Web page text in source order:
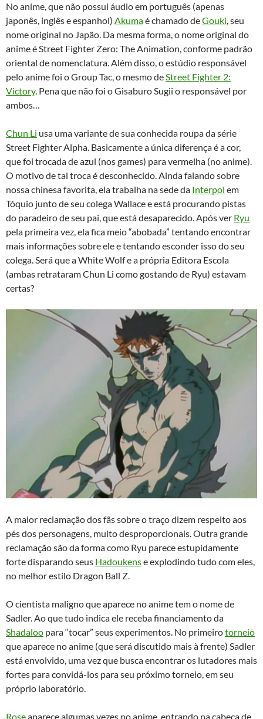
No anime, que não possui áudio em português (apenas
japonês, inglês e espanhol) Akumaé chamado deGouki, seu
nome original no Japão. Da mesma forma, o nome original do
anime é Street Fighter Zero: The Animation, conforme padrão
oriental de nomenclatura. Além disso, o estúdio responsável
pelo anime foi o Group Tac, o mesmo deStreet Fighter 2:
Victory. Pena que não foi o Gisaburo Sugii o responsável por
ambos…
Chun Li usa uma variante de sua conhecida roupa da série
Street Fighter Alpha. Basicamente a única diferença é a cor,
que foi trocada de azul (nos games) para vermelha (no anime).
O motivo de tal troca é desconhecido. Ainda falando sobre
nossa chinesa favorita, ela trabalha na sede da Interpol em
Tóquio junto de seu colega Wallace e está procurando pistas
do paradeiro de seu pai, que está desaparecido. Após ver Ryu
pela primeira vez, ela fica meio “abobada” tentando encontrar
mais informações sobre ele e tentando esconder isso do seu
colega. Será que a White Wolf e a própria Editora Escola
(ambas retrataram Chun Li como gostando de Ryu) estavam
certas?
A maior reclamação dos fãs sobre o traço dizem respeito aos
pés dos personagens, muito desproporcionais. Outra grande
reclamação são da forma como Ryu parece estupidamente
forte disparando seus Hadoukense explodindo tudo com eles,
no melhor estilo Dragon Ball Z.
O cientista maligno que aparece no anime tem o nome de
Sadler. Ao que tudo indica ele receba financiamento da
Shadaloo para “tocar” seus experimentos. No primeirotorneio
que aparece no anime (que será discutido mais à frente) Sadler
está envolvido, uma vez que busca encontrar os lutadores mais
fortes para convidá-los para seu próximo torneio, em seu
próprio laboratório.
Roseaparece algumas vezes no anime, entrando na cabeça de